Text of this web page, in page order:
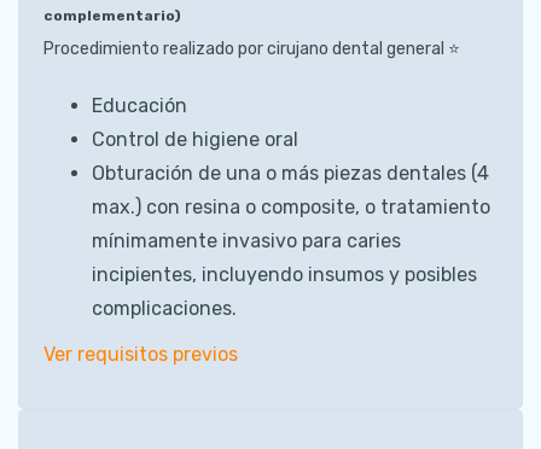
complementario)
Procedimiento realizado por cirujano dental general ⭐️
Educación
Control de higiene oral
Obturación de una o más piezas dentales (4
max.) con resina o composite, o tratamiento
mínimamente invasivo para caries
incipientes, incluyendo insumos y posibles
complicaciones.
Ver requisitos previos